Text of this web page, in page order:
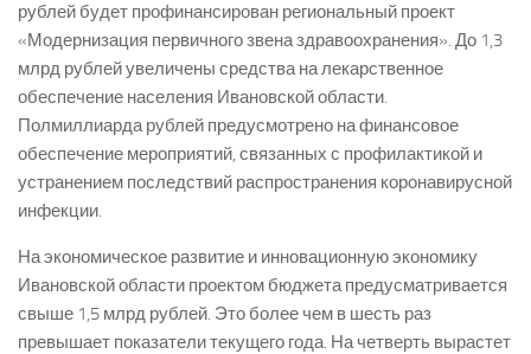
рублей будет профинансирован региональный проект
«Модернизация первичного звена здравоохранения». До 1,3
млрд рублей увеличены средства на лекарственное
обеспечение населения Ивановской области.
Полмиллиарда рублей предусмотрено на финансовое
обеспечение мероприятий, связанных с профилактикой и
устранением последствий распространения коронавирусной
инфекции.
На экономическое развитие и инновационную экономику
Ивановской области проектом бюджета предусматривается
свыше 1,5 млрд рублей. Это более чем в шесть раз
превышает показатели текущего года. На четверть вырастет